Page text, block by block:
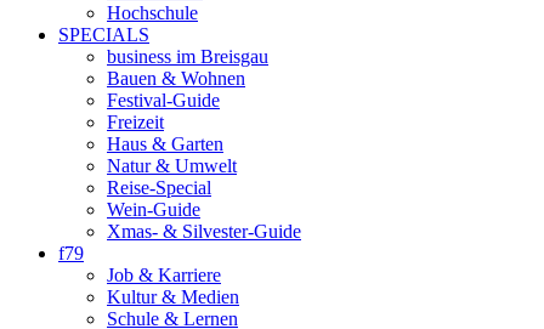
Hochschule
SPECIALS
business im Breisgau
Bauen & Wohnen
Festival-Guide
Freizeit
Haus & Garten
Natur & Umwelt
Reise-Special
Wein-Guide
Xmas- & Silvester-Guide
f79
Job & Karriere
Kultur & Medien
Schule & Lernen